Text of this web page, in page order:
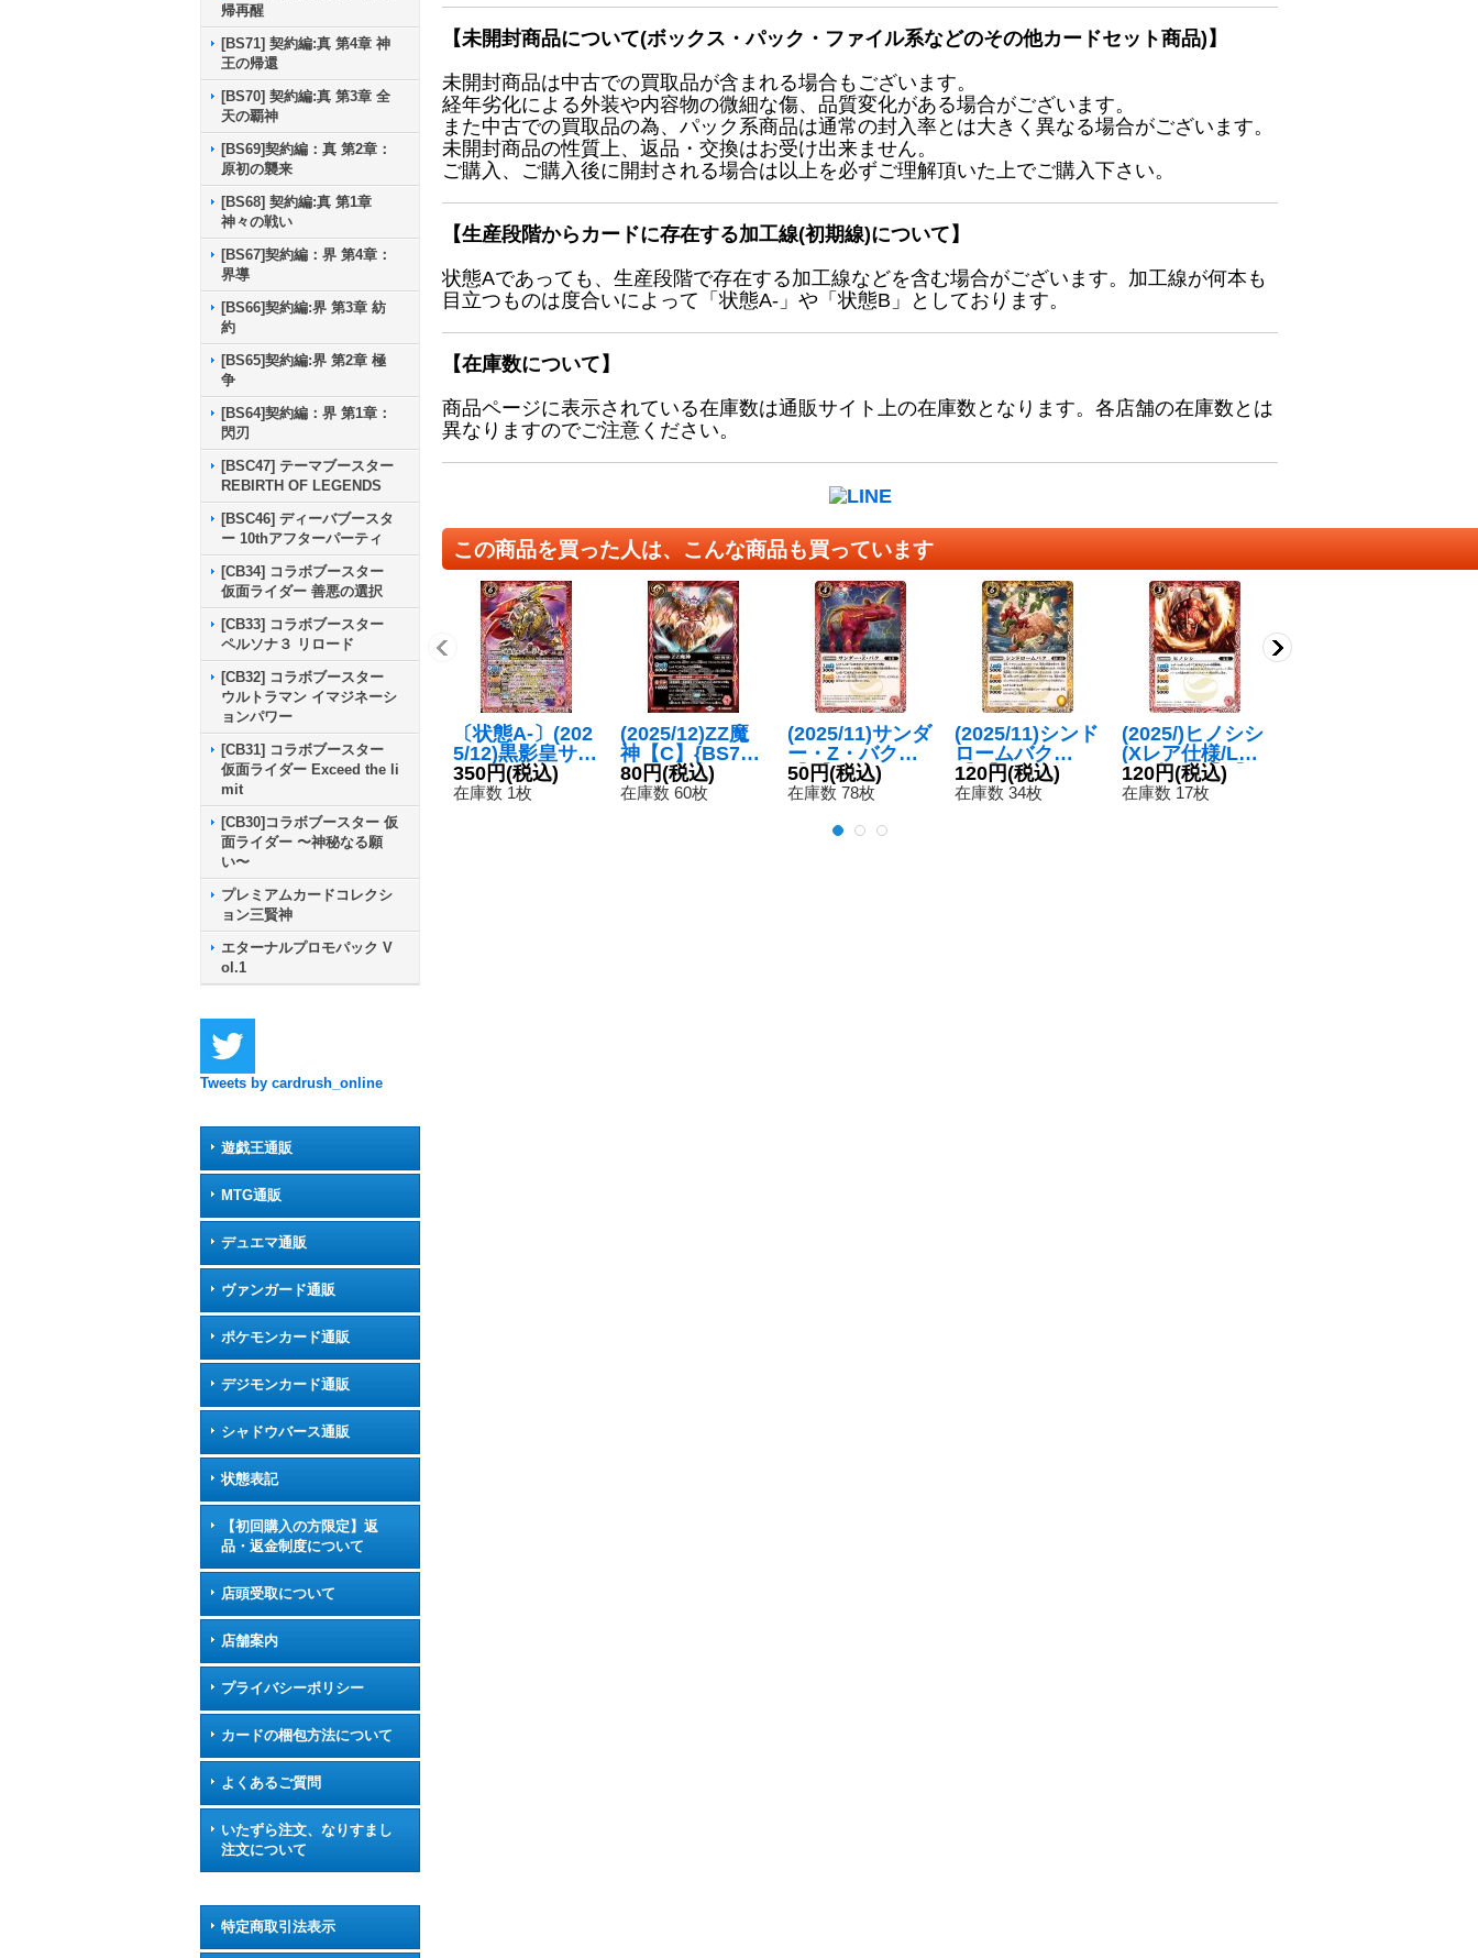
帰再醒
[BS71] 契約編:真 第4章 神
王の帰還
[BS70] 契約編:真 第3章 全
天の覇神
[BS69]契約編：真 第2章：
原初の襲来
[BS68] 契約編:真 第1章
神々の戦い
[BS67]契約編：界 第4章：
界導
[BS66]契約編:界 第3章 紡
約
[BS65]契約編:界 第2章 極
争
[BS64]契約編：界 第1章：
閃刃
[BSC47] テーマブースター
REBIRTH OF LEGENDS
[BSC46] ディーバブースタ
ー 10thアフターパーティ
[CB34] コラボブースター
仮面ライダー 善悪の選択
[CB33] コラボブースター
ペルソナ３ リロード
[CB32] コラボブースター
ウルトラマン イマジネーシ
ョンパワー
[CB31] コラボブースター
仮面ライダー Exceed the li
mit
[CB30]コラボブースター 仮
面ライダー 〜神秘なる願
い〜
プレミアムカードコレクシ
ョン三賢神
エターナルプロモパック V
ol.1
Tweets by cardrush_online
遊戯王通販
MTG通販
デュエマ通販
ヴァンガード通販
ポケモンカード通販
デジモンカード通販
シャドウバース通販
状態表記
【初回購入の方限定】返
品・返金制度について
店頭受取について
店舗案内
プライバシーポリシー
カードの梱包方法について
よくあるご質問
いたずら注文、なりすまし
注文について
特定商取引法表示
【未開封商品について(ボックス・パック・ファイル系などのその他カードセット商品)】
未開封商品は中古での買取品が含まれる場合もございます。
経年劣化による外装や内容物の微細な傷、品質変化がある場合がございます。
また中古での買取品の為、パック系商品は通常の封入率とは大きく異なる場合がございます。
未開封商品の性質上、返品・交換はお受け出来ません。
ご購入、ご購入後に開封される場合は以上を必ずご理解頂いた上でご購入下さい。
【生産段階からカードに存在する加工線(初期線)について】
状態Aであっても、生産段階で存在する加工線などを含む場合がございます。加工線が何本も
目立つものは度合いによって「状態A-」や「状態B」としております。
【在庫数について】
商品ページに表示されている在庫数は通販サイト上の在庫数となります。各店舗の在庫数とは
異なりますのでご注意ください。
この商品を買った人は、こんな商品も買っています
〔状態A-〕(202
5/12)黒影皇サン
ダー・Z・キン
グ【X】{BS72-
350円(税込)
在庫数 1枚
(2025/12)ZZ魔
神【C】{BS72-
057}《赤》
80円(税込)
在庫数 60枚
(2025/11)サンダ
ー・Z・バク
【C】{BS71-00
6}《赤》
50円(税込)
在庫数 78枚
(2025/11)シンド
ロームバク
【C】{BS71-05
1}《黄》
120円(税込)
在庫数 34枚
(2025/)ヒノシシ
(Xレア仕様/LM2
025収録)【C】
{BS14-005}
120円(税込)
在庫数 17枚